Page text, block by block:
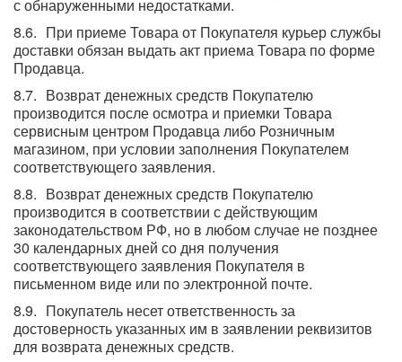
с обнаруженными недостатками.
При приеме Товара от Покупателя курьер службы
доставки обязан выдать акт приема Товара по форме
Продавца.
Возврат денежных средств Покупателю
производится после осмотра и приемки Товара
сервисным центром Продавца либо Розничным
магазином, при условии заполнения Покупателем
соответствующего заявления.
Возврат денежных средств Покупателю
производится в соответствии с действующим
законодательством РФ, но в любом случае не позднее
30 календарных дней со дня получения
соответствующего заявления Покупателя в
письменном виде или по электронной почте.
Покупатель несет ответственность за
достоверность указанных им в заявлении реквизитов
для возврата денежных средств.